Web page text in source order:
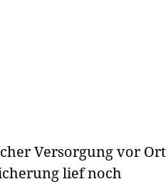
Versorgung vor Ort
lief noch